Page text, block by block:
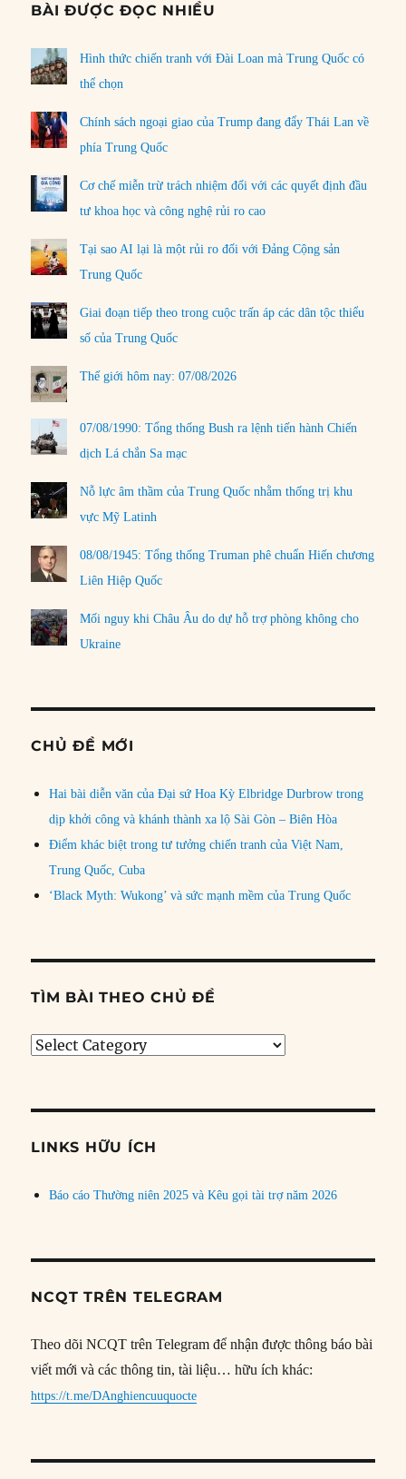
BÀI ĐƯỢC ĐỌC NHIỀU
Hình thức chiến tranh với Đài Loan mà Trung Quốc có
thể chọn
Chính sách ngoại giao của Trump đang đẩy Thái Lan về
phía Trung Quốc
Cơ chế miễn trừ trách nhiệm đối với các quyết định đầu
tư khoa học và công nghệ rủi ro cao
Tại sao AI lại là một rủi ro đối với Đảng Cộng sản
Trung Quốc
Giai đoạn tiếp theo trong cuộc trấn áp các dân tộc thiểu
số của Trung Quốc
Thế giới hôm nay: 07/08/2026
07/08/1990: Tổng thống Bush ra lệnh tiến hành Chiến
dịch Lá chắn Sa mạc
Nỗ lực âm thầm của Trung Quốc nhằm thống trị khu
vực Mỹ Latinh
08/08/1945: Tổng thống Truman phê chuẩn Hiến chương
Liên Hiệp Quốc
Mối nguy khi Châu Âu do dự hỗ trợ phòng không cho
Ukraine
CHỦ ĐỀ MỚI
Hai bài diễn văn của Đại sứ Hoa Kỳ Elbridge Durbrow trong
dịp khởi công và khánh thành xa lộ Sài Gòn – Biên Hòa
Điểm khác biệt trong tư tưởng chiến tranh của Việt Nam,
Trung Quốc, Cuba
‘Black Myth: Wukong’ và sức mạnh mềm của Trung Quốc
TÌM BÀI THEO CHỦ ĐỀ
Tìm
đề
LINKS HỮU ÍCH
Báo cáo Thường niên 2025 và Kêu gọi tài trợ năm 2026
NCQT TRÊN TELEGRAM
Theo dõi NCQT trên Telegram để nhận được thông báo bài
viết mới và các thông tin, tài liệu… hữu ích khác:
https://t.me/DAnghiencuuquocte